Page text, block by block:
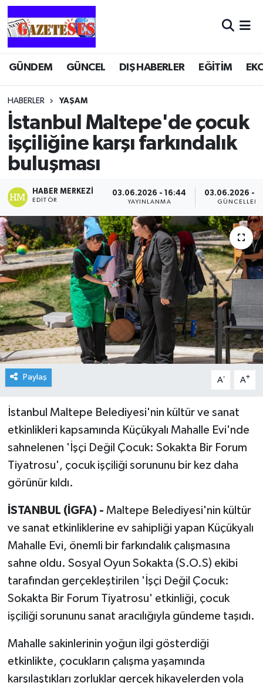
GÜNDEM GÜNCEL DIŞ HABERLER EĞİTİM
HABERLER YAŞAM
İstanbul Maltepe'de çocuk
işçiliğine karşı farkındalık
buluşması
HABER MERKEZI
EDITÖR
03.06.2026 - 16:44
YAYINLANMA
03.06.2026 -
Paylaş A- A+
İstanbul Maltepe Belediyesi'nin kültür ve sanat
etkinlikleri kapsamında Küçükyalı Mahalle Evi'nde
sahnelenen 'İşçi Değil Çocuk: Sokakta Bir Forum
Tiyatrosu', çocuk işçiliği sorununu bir kez daha
görünür kıldı.
İSTANBUL (İGFA) - Maltepe Belediyesi'nin kültür
ve sanat etkinliklerine ev sahipliği yapan Küçükyalı
Mahalle Evi, önemli bir farkındalık çalışmasına
sahne oldu. Sosyal Oyun Sokakta (S.O.S) ekibi
tarafından gerçekleştirilen 'İşçi Değil Çocuk:
Sokakta Bir Forum Tiyatrosu' etkinliği, çocuk
işçiliği sorununu sanat aracılığıyla gündeme taşıdı.
Mahalle sakinlerinin yoğun ilgi gösterdiği
etkinlikte, çocukların çalışma yaşamında
karşılaştıkları zorluklar gerçek hikayelerden yola